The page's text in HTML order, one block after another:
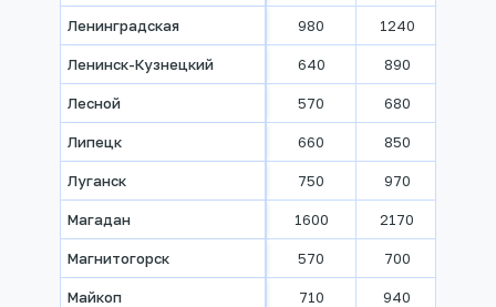
Ленинградская 980 1240
Ленинск-Кузнецкий 640 890
Лесной 570 680
Липецк 660 850
Луганск 750 970
Магадан 1600 2170
Магнитогорск 570 700
Майкоп 710 940